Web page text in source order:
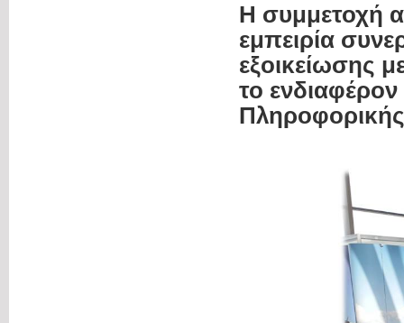
Η συμμετοχή
εμπειρία
εξοικείωσης
το